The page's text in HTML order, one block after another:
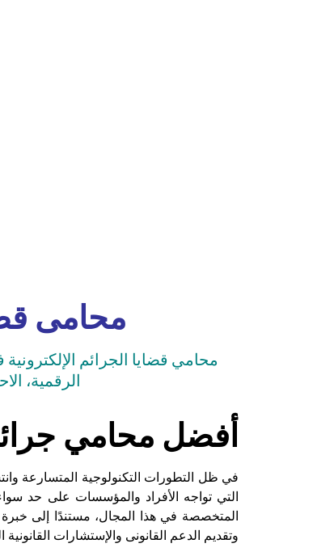
محامى
محامي قضايا الجرائم
الرقمية،
أفضل محامي
في ظل التطورات التكنولوجية المتسارعة
التي تواجه الأفراد والمؤسسات على حد
المتخصصة في هذا المجال، مستندًا إلى خبرة
وتقديم الدعم القانونى والإستشارات